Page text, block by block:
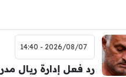
2026/08/07 - 14:40
رد فعل إدارة ريال